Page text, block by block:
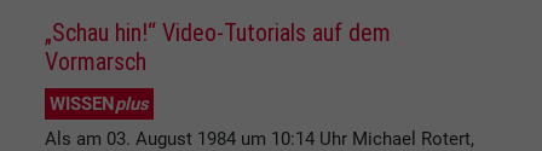
„Schau hin!“ Video-Tutorials auf dem
Vormarsch
WISSENplus
Als am 03. August 1984 um 10:14 Uhr Michael Rotert,